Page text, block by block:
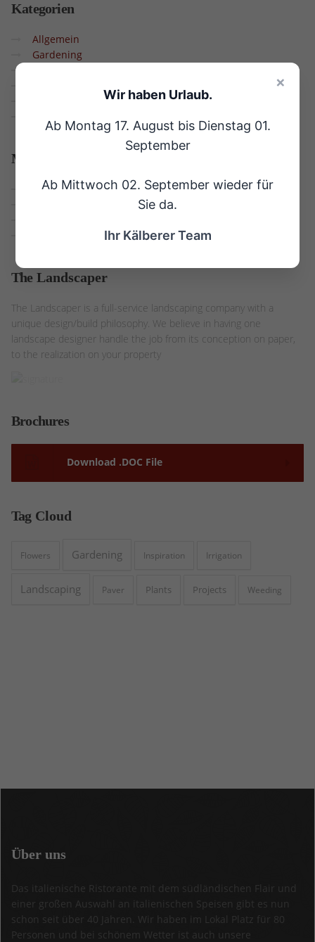
Kategorien
Allgemein
Gardening
Meta
Anmelden
TheLandscaper
The Landscaper is a full-service landscaping company with a
unique design/build philosophy. We believe in having one
landscape designer handle the job from its conception on paper,
to the realization on your property
Brochures
Download .DOC File
Tag Cloud
Flowers Gardening Inspiration Irrigation
Landscaping Paver Plants Projects Weeding
Über uns
Das italienische Ristorante mit dem südländischen Flair und
einer großen Auswahl an italienischen Speisen gibt es nun
schon seit über 40 Jahren. Wir haben im Lokal Platz für 80
Personen und bei schönem Wetter ist auch unsere
×
Wir haben Urlaub.
Ab Montag 17. August bis Dienstag 01.
September
Ab Mittwoch 02. September wieder für
Sie da.
Ihr Kälberer Team